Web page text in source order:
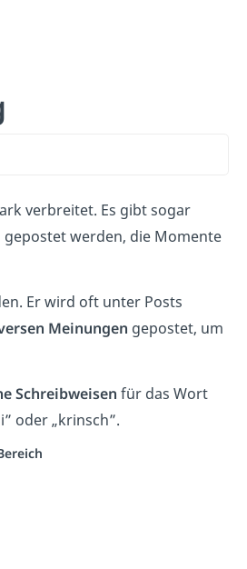
verbreitet. Es gibt sogar
gepostet werden, die Momente
Er wird oft unter Posts
Meinungen gepostet, um
Schreibweisen für das Wort
oder „krinsch”.